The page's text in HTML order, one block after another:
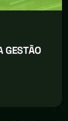
GESTÃO